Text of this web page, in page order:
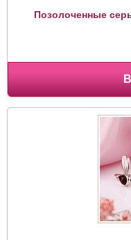
Позолоченные